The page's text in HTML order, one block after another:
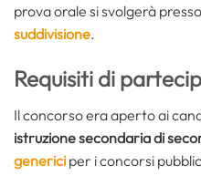
prova orale si svolgerà
suddivisione.
Requisiti di
Il concorso era aperto ai
istruzione secondaria di
generici per i concorsi